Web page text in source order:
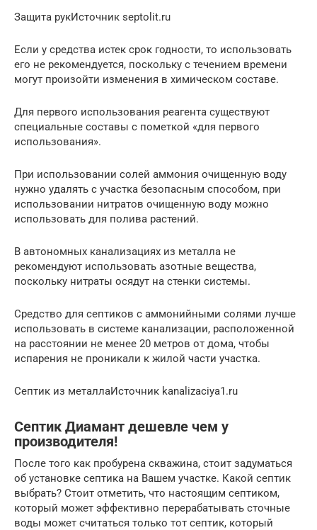
Защита рукИсточник septolit.ru
Если у средства истек срок годности, то использовать
его не рекомендуется, поскольку с течением времени
могут произойти изменения в химическом составе.
Для первого использования реагента существуют
специальные составы с пометкой «для первого
использования».
При использовании солей аммония очищенную воду
нужно удалять с участка безопасным способом, при
использовании нитратов очищенную воду можно
использовать для полива растений.
В автономных канализациях из металла не
рекомендуют использовать азотные вещества,
поскольку нитраты осядут на стенки системы.
Средство для септиков с аммонийными солями лучше
использовать в системе канализации, расположенной
на расстоянии не менее 20 метров от дома, чтобы
испарения не проникали к жилой части участка.
Септик из металлаИсточник kanalizaciya1.ru
Септик Диамант дешевле чем у
производителя!
После того как пробурена скважина, стоит задуматься
об установке септика на Вашем участке. Какой септик
выбрать? Стоит отметить, что настоящим септиком,
который может эффективно перерабатывать сточные
воды может считаться только тот септик, который